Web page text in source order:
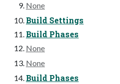
None
Build Settings
Build Phases
None
None
Build Phases